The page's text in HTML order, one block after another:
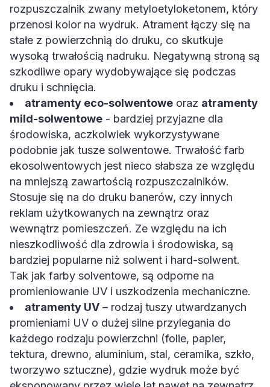
rozpuszczalnik zwany metyloetyloketonem, który
przenosi kolor na wydruk. Atrament łączy się na
stałe z powierzchnią do druku, co skutkuje
wysoką trwałością nadruku. Negatywną stroną są
szkodliwe opary wydobywające się podczas
druku i schnięcia.
atramenty eco-solwentowe oraz atramenty
mild-solwentowe - bardziej przyjazne dla
środowiska, aczkolwiek wykorzystywane
podobnie jak tusze solwentowe. Trwałość farb
ekosolwentowych jest nieco słabsza ze względu
na mniejszą zawartością rozpuszczalników.
Stosuje się na do druku banerów, czy innych
reklam użytkowanych na zewnątrz oraz
wewnątrz pomieszczeń. Ze względu na ich
nieszkodliwość dla zdrowia i środowiska, są
bardziej popularne niż solwent i hard-solwent.
Tak jak farby solventowe, są odporne na
promieniowanie UV i uszkodzenia mechaniczne.
atramenty UV – rodzaj tuszy utwardzanych
promieniami UV o dużej silne przylegania do
każdego rodzaju powierzchni (folie, papier,
tektura, drewno, aluminium, stal, ceramika, szkło,
tworzywo sztuczne), gdzie wydruk może być